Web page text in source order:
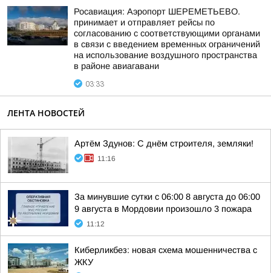
Росавиация: Аэропорт ШЕРЕМЕТЬЕВО.
принимает и отправляет рейсы по
согласованию с соответствующими органами
в связи с введением временных ограничений
на использование воздушного пространства
в районе авиагавани
03:33
ЛЕНТА НОВОСТЕЙ
Артём Здунов: С днём строителя, земляки!
11:16
За минувшие сутки с 06:00 8 августа до 06:00
9 августа в Мордовии произошло 3 пожара
11:12
Киберликбез: новая схема мошенничества с
ЖКУ